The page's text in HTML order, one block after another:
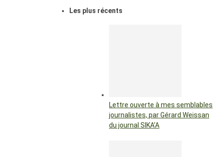
Les plus récents
Lettre ouverte à mes semblables
journalistes, par Gérard Weissan
du journal SIKA’A